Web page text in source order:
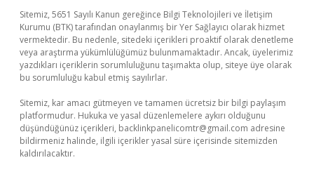
Sitemiz, 5651 Sayılı Kanun gereğince Bilgi Teknolojileri ve İletişim
Kurumu (BTK) tarafından onaylanmış bir Yer Sağlayıcı olarak hizmet
vermektedir. Bu nedenle, sitedeki içerikleri proaktif olarak denetleme
veya araştırma yükümlülüğümüz bulunmamaktadır. Ancak, üyelerimiz
yazdıkları içeriklerin sorumluluğunu taşımakta olup, siteye üye olarak
bu sorumluluğu kabul etmiş sayılırlar.
Sitemiz, kar amacı gütmeyen ve tamamen ücretsiz bir bilgi paylaşım
platformudur. Hukuka ve yasal düzenlemelere aykırı olduğunu
düşündüğünüz içerikleri, backlinkpanelicomtr@gmail.com adresine
bildirmeniz halinde, ilgili içerikler yasal süre içerisinde sitemizden
kaldırılacaktır.